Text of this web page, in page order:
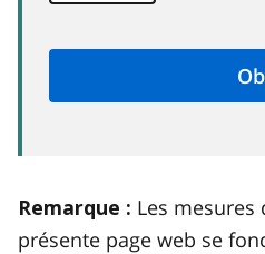
Remarque : Les mesures
présente page web se